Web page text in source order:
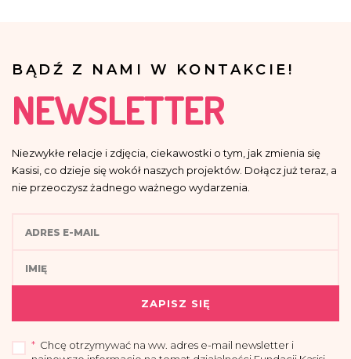
BĄDŹ Z NAMI W KONTAKCIE!
NEWSLETTER
Niezwykłe relacje i zdjęcia, ciekawostki o tym, jak zmienia się
Kasisi, co dzieje się wokół naszych projektów. Dołącz już teraz, a
nie przeoczysz żadnego ważnego wydarzenia.
ZAPISZ SIĘ
* Chcę otrzymywać na ww. adres e-mail newsletter i